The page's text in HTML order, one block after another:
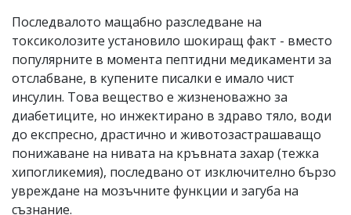
Последвалото мащабно разследване на
токсиколозите установило шокиращ факт - вместо
популярните в момента пептидни медикаменти за
отслабване, в купените писалки е имало чист
инсулин. Това вещество е жизненоважно за
диабетиците, но инжектирано в здраво тяло, води
до експресно, драстично и животозастрашаващо
понижаване на нивата на кръвната захар (тежка
хипогликемия), последвано от изключително бързо
увреждане на мозъчните функции и загуба на
съзнание.